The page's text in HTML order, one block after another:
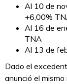
Al 10 de
+6,00%
Al 16 de
TNA
Al 13 de
Dado el
anunció el